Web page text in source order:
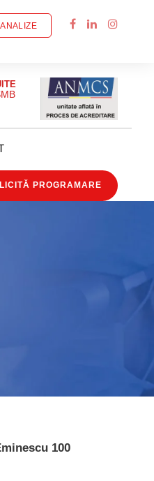
PROGRAMARE
100